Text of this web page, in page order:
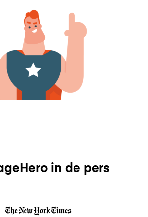
in de pers